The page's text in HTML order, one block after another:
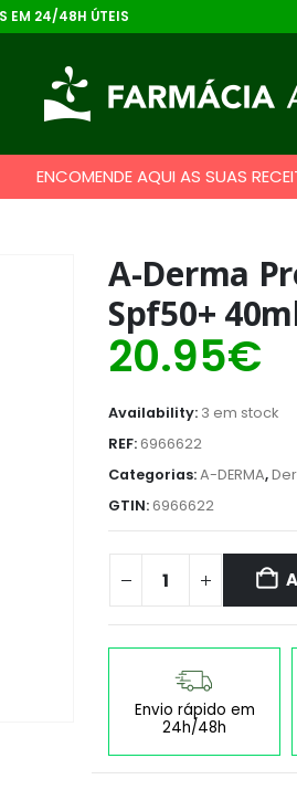
EM 24/48H ÚTEIS
ENCOMENDE AQUI AS SUAS
A-Derma
Spf50+
20.95€
Availability: 3 em stock
REF:6966622
Categorias:A-DERMA,
GTIN:6966622
Envio rápido em
24h/48h